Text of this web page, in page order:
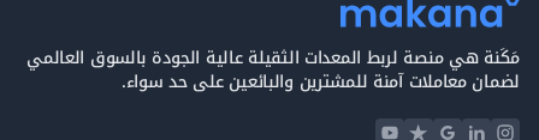
مفحوصة وجاهزة للاستخدام أو التصدير. المعدات الموجودة في
المنطقة الحرة بجبل علي يمكن توفيرها مع المستندات الكاملة
وخدمات الشحن والدعم اللوجستي.
مَكَنة هي منصة لربط المعدات الثقيلة عالية الجودة بالسوق العالمي
لضمان معاملات آمنة للمشترين والبائعين على حد سواء.